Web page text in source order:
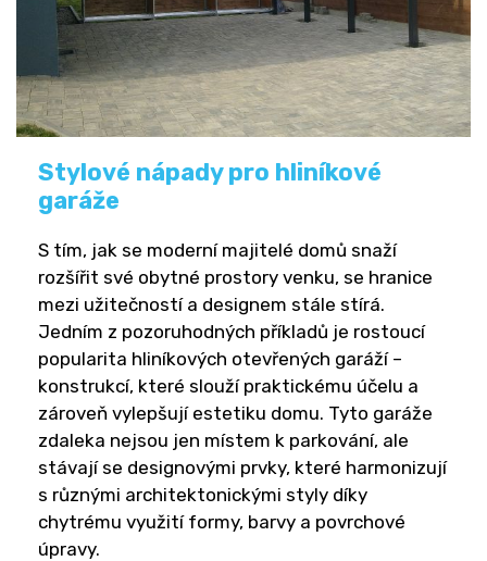
Stylové nápady pro hliníkové
garáže
S tím, jak se moderní majitelé domů snaží
rozšířit své obytné prostory venku, se hranice
mezi užitečností a designem stále stírá.
Jedním z pozoruhodných příkladů je rostoucí
popularita hliníkových otevřených garáží –
konstrukcí, které slouží praktickému účelu a
zároveň vylepšují estetiku domu. Tyto garáže
zdaleka nejsou jen místem k parkování, ale
stávají se designovými prvky, které harmonizují
s různými architektonickými styly díky
chytrému využití formy, barvy a povrchové
úpravy.